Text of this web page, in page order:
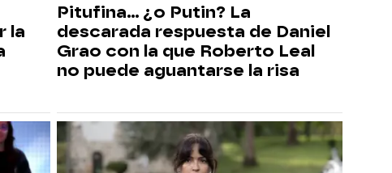
la
Pitufina… ¿o Putin? La
descarada respuesta de Daniel
Grao con la que Roberto Leal
no puede aguantarse la risa